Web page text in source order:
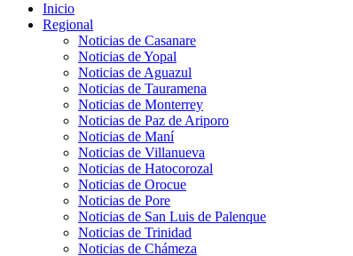
Inicio
Regional
Noticias de Casanare
Noticias de Yopal
Noticias de Aguazul
Noticias de Tauramena
Noticias de Monterrey
Noticias de Paz de Ariporo
Noticias de Maní
Noticias de Villanueva
Noticias de Hatocorozal
Noticias de Orocue
Noticias de Pore
Noticias de San Luis de Palenque
Noticias de Trinidad
Noticias de Chámeza